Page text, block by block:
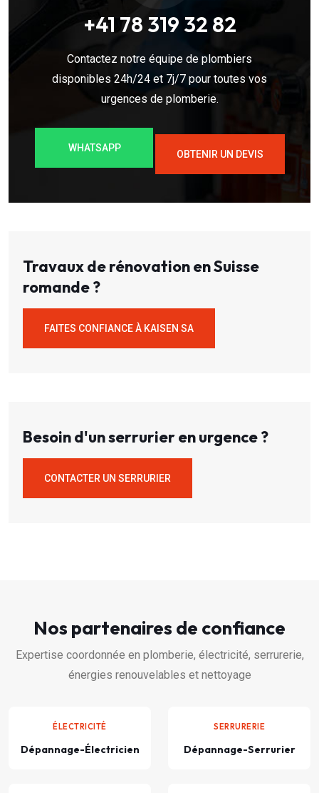
+41 78 319 32 82
Contactez notre équipe de plombiers
disponibles 24h/24 et 7j/7 pour toutes vos
urgences de plomberie.
WHATSAPP
OBTENIR UN DEVIS
Travaux de rénovation en Suisse
romande ?
FAITES CONFIANCE À KAISEN SA
Besoin d'un serrurier en urgence ?
CONTACTER UN SERRURIER
Nos partenaires de confiance
Expertise coordonnée en plomberie, électricité, serrurerie,
énergies renouvelables et nettoyage
ÉLECTRICITÉ
Dépannage-Électricien
SERRURERIE
Dépannage-Serrurier